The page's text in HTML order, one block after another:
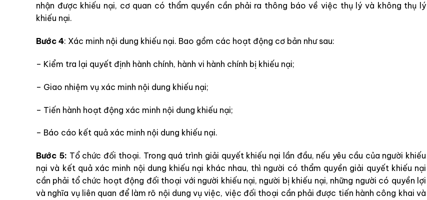
nhận được khiếu nại, cơ quan có thẩm quyền cần phải ra thông báo về việc thụ lý và không thụ lý
khiếu nại.
Bước 4: Xác minh nội dung khiếu nại. Bao gồm các hoạt động cơ bản như sau:
– Kiểm tra lại quyết định hành chính, hành vi hành chính bị khiếu nại;
– Giao nhiệm vụ xác minh nội dung khiếu nại;
– Tiến hành hoạt động xác minh nội dung khiếu nại;
– Báo cáo kết quả xác minh nội dung khiếu nại.
Bước 5: Tổ chức đối thoại. Trong quá trình giải quyết khiếu nại lần đầu, nếu yêu cầu của người khiếu
nại và kết quả xác minh nội dung khiếu nại khác nhau, thì người có thẩm quyền giải quyết khiếu nại
cần phải tổ chức hoạt động đối thoại với người khiếu nại, người bị khiếu nại, những người có quyền lợi
và nghĩa vụ liên quan để làm rõ nội dung vụ việc, việc đối thoại cần phải được tiến hành công khai và